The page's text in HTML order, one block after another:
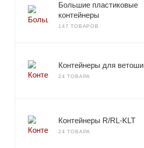
Большие пластиковые
контейнеры
147 ТОВАРОВ
Контейнеры для ветоши
24 ТОВАРА
Контейнеры R/RL-KLT
24 ТОВАРА